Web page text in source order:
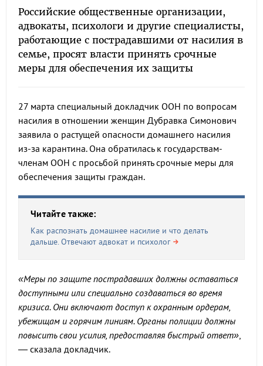
Российские общественные организации,
адвокаты, психологи и другие специалисты,
работающие с пострадавшими от насилия в
семье, просят власти принять срочные
меры для обеспечения их защиты
27 марта специальный докладчик ООН по вопросам
насилия в отношении женщин Дубравка Симонович
заявила о растущей опасности домашнего насилия
из-за карантина. Она обратилась к государствам-
членам ООН с просьбой принять срочные меры для
обеспечения защиты граждан.
Читайте также:
Как распознать домашнее насилие и что делать
дальше. Отвечают адвокат и психолог
«Меры по защите пострадавших должны оставаться
доступными или специально создаваться во время
кризиса. Они включают доступ к охранным ордерам,
убежищам и горячим линиям. Органы полиции должны
повысить свои усилия, предоставляя быстрый ответ»,
— сказала докладчик.